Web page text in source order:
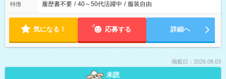
特徴 履歴書不要 / 40～50代活躍中 / 服装自由
気になる！ 応募する 詳細へ
掲載日：2026.08.03
未読